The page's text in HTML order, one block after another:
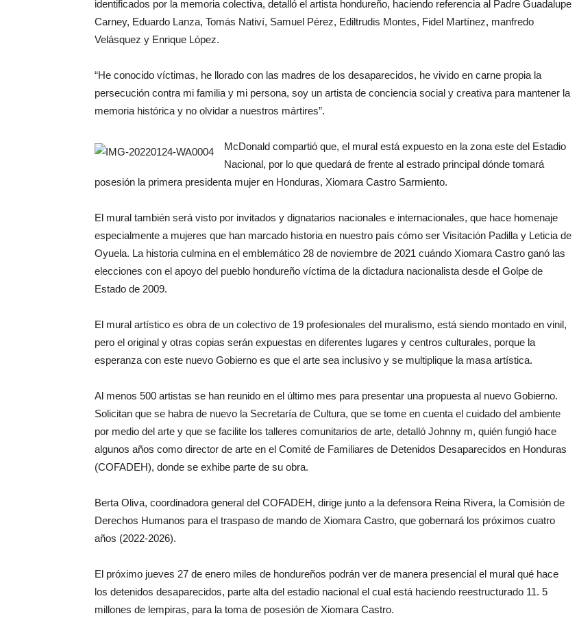
identificados por la memoria colectiva, detalló el artista hondureño, haciendo referencia al Padre Guadalupe
Carney, Eduardo Lanza, Tomás Nativí, Samuel Pérez, Ediltrudis Montes, Fidel Martínez, manfredo
Velásquez y Enrique López.
“He conocido víctimas, he llorado con las madres de los desaparecidos, he vivido en carne propia la
persecución contra mi familia y mi persona, soy un artista de conciencia social y creativa para mantener la
memoria histórica y no olvidar a nuestros mártires”.
McDonald compartió que, el mural está expuesto en la zona este del Estadio
Nacional, por lo que quedará de frente al estrado principal dónde tomará
posesión la primera presidenta mujer en Honduras, Xiomara Castro Sarmiento.
El mural también será visto por invitados y dignatarios nacionales e internacionales, que hace homenaje
especialmente a mujeres que han marcado historia en nuestro país cómo ser Visitación Padilla y Leticia de
Oyuela. La historia culmina en el emblemático 28 de noviembre de 2021 cuándo Xiomara Castro ganó las
elecciones con el apoyo del pueblo hondureño víctima de la dictadura nacionalista desde el Golpe de
Estado de 2009.
El mural artístico es obra de un colectivo de 19 profesionales del muralismo, está siendo montado en vinil,
pero el original y otras copias serán expuestas en diferentes lugares y centros culturales, porque la
esperanza con este nuevo Gobierno es que el arte sea inclusivo y se multiplique la masa artística.
Al menos 500 artistas se han reunido en el último mes para presentar una propuesta al nuevo Gobierno.
Solicitan que se habra de nuevo la Secretaría de Cultura, que se tome en cuenta el cuidado del ambiente
por medio del arte y que se facilite los talleres comunitarios de arte, detalló Johnny m, quién fungió hace
algunos años como director de arte en el Comité de Familiares de Detenidos Desaparecidos en Honduras
(COFADEH), donde se exhibe parte de su obra.
Berta Oliva, coordinadora general del COFADEH, dirige junto a la defensora Reina Rivera, la Comisión de
Derechos Humanos para el traspaso de mando de Xiomara Castro, que gobernará los próximos cuatro
años (2022-2026).
El próximo jueves 27 de enero miles de hondureños podrán ver de manera presencial el mural qué hace
los detenidos desaparecidos, parte alta del estadio nacional el cual está haciendo reestructurado 11. 5
millones de lempiras, para la toma de posesión de Xiomara Castro.